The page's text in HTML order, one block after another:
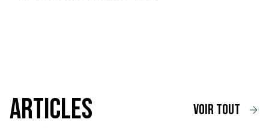
Articles voir tout